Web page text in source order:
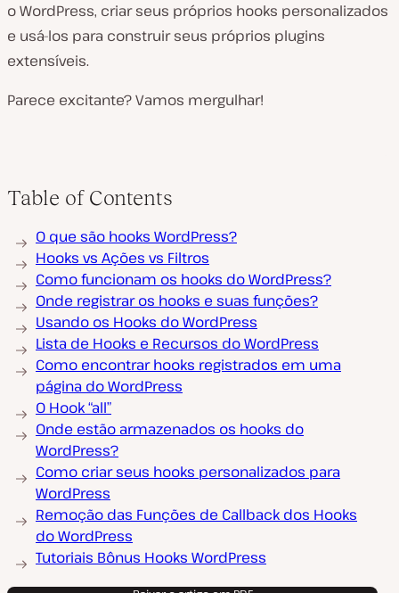
o WordPress, criar seus próprios hooks personalizados
e usá-los para construir seus próprios plugins
extensíveis.
Parece excitante? Vamos mergulhar!
Table of Contents
O que são hooks WordPress?
Hooks vs Ações vs Filtros
Como funcionam os hooks do WordPress?
Onde registrar os hooks e suas funções?
Usando os Hooks do WordPress
Lista de Hooks e Recursos do WordPress
Como encontrar hooks registrados em uma
página do WordPress
O Hook “all”
Onde estão armazenados os hooks do
WordPress?
Como criar seus hooks personalizados para
WordPress
Remoção das Funções de Callback dos Hooks
do WordPress
Tutoriais Bônus Hooks WordPress